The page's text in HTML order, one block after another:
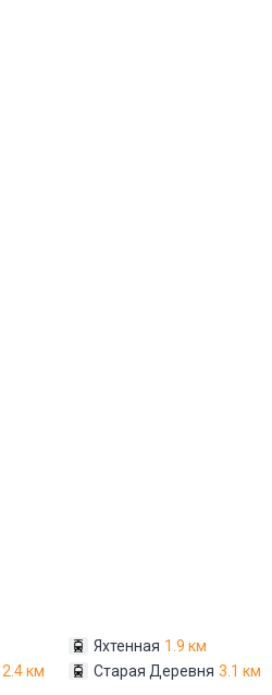
2.4 км
Яхтенная 1.9 км
Старая Деревня 3.1 км